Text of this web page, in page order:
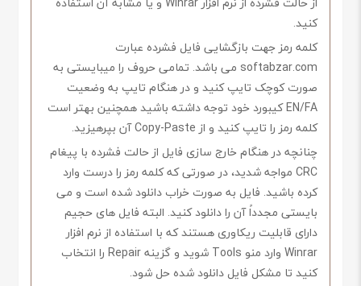
کنید.
کلمه رمز جهت بازگشایی فایل فشرده عبارت
softabzar.com می باشد. تمامی حروف را میبایستی به
صورت کوچک تایپ کنید و در هنگام تایپ به وضعیت
EN/FA کیبورد خود توجه داشته باشید همچنین بهتر است
کلمه رمز را تایپ کنید و از Copy-Paste آن بپرهیزید.
چنانچه در هنگام خارج سازی فایل از حالت فشرده با پیغام
CRC مواجه شدید، در صورتی که کلمه رمز را درست وارد
کرده باشید. فایل به صورت خراب دانلود شده است و می
بایستی مجدداً آن را دانلود کنید. البته فایل های حجیم
دارای قابلیت ریکاوری هستند که با استفاده از نرم افزار
Winrar وارد منو Tools شوید و گزینه Repair را انتخاب
کنید تا مشکل فایل دانلود شده حل شود.